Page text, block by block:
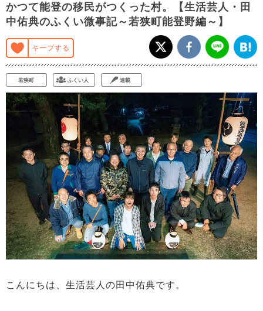
かつて能登の移民がつくった村。【生活芸人・田
中佑典のふくい微事記～若狭町能登野編～】
キープする
若狭町 ふくい人 連載
こんにちは、生活芸人の田中佑典です。